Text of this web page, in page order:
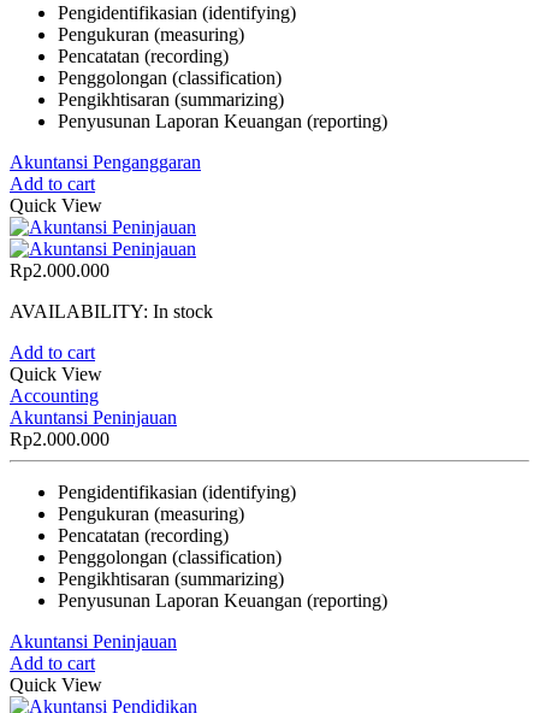
Pengidentifikasian (identifying)
Pengukuran (measuring)
Pencatatan (recording)
Penggolongan (classification)
Pengikhtisaran (summarizing)
Penyusunan Laporan Keuangan (reporting)
Akuntansi Penganggaran
Add to cart
Quick View
Rp2.000.000
AVAILABILITY: In stock
Add to cart
Quick View
Accounting
Akuntansi Peninjauan
Rp2.000.000
Pengidentifikasian (identifying)
Pengukuran (measuring)
Pencatatan (recording)
Penggolongan (classification)
Pengikhtisaran (summarizing)
Penyusunan Laporan Keuangan (reporting)
Akuntansi Peninjauan
Add to cart
Quick View